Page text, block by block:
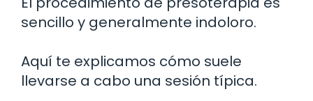
sencillo y generalmente indoloro.
Aquí te explicamos cómo suele
llevarse a cabo una sesión típica.